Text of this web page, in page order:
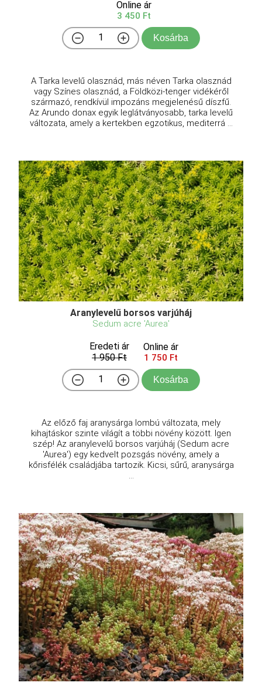
Online ár
3 450 Ft
Kosárba
A Tarka levelű olasznád, más néven Tarka olasznád
vagy Színes olasznád, a Földközi-tenger vidékéről
származó, rendkívül impozáns megjelenésű díszfű.
Az Arundo donax egyik leglátványosabb, tarka levelű
változata, amely a kertekben egzotikus, mediterrá ...
Aranylevelű borsos varjúháj
Sedum acre 'Aurea'
Eredeti ár
1 950 Ft
Online ár
1 750 Ft
Kosárba
Az előző faj aranysárga lombú változata, mely
kihajtáskor szinte világít a többi növény között. Igen
szép! Az aranylevelű borsos varjúháj (Sedum acre
'Aurea') egy kedvelt pozsgás növény, amely a
kőrisfélék családjába tartozik. Kicsi, sűrű, aranysárga